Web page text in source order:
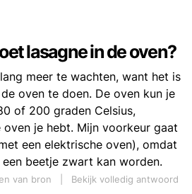
lasagne in de oven?
meer te wachten, want het is
oven te doen. De oven kun je
of 200 graden Celsius,
je hebt. Mijn voorkeur gaat
een elektrische oven), omdat
beetje zwart kan worden.
van bron
Bekijk volledig antwoord